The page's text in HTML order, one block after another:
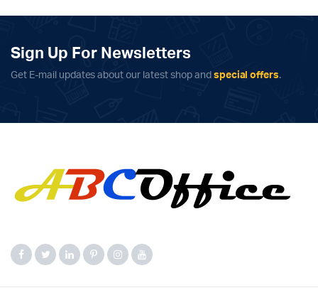
Sign Up For Newsletters
Get E-mail updates about our latest shop and special offers.